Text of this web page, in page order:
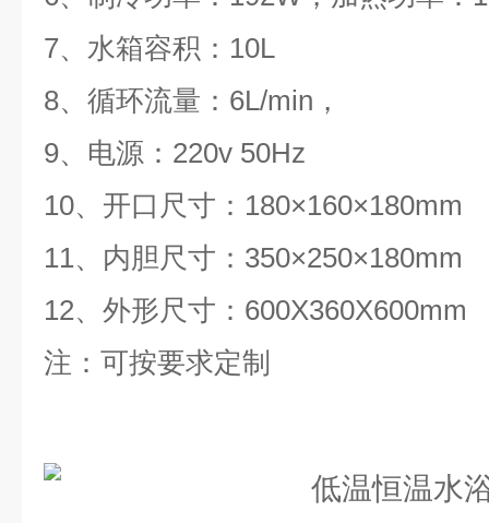
7、水箱容积：10L
8、循环流量：6L/min，
9、电源：220v 50Hz
10、开口尺寸：180×160×180mm
11、内胆尺寸：350×250×180mm
12、 外形尺寸： 600X360X600mm
注：可按要求定制